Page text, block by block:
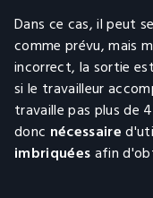
::
Dans ce cas, il peut
comme prévu, mais
incorrect, la sortie
si le travailleur
travaille pas plus de
donc nécessaire
imbriquéesafin